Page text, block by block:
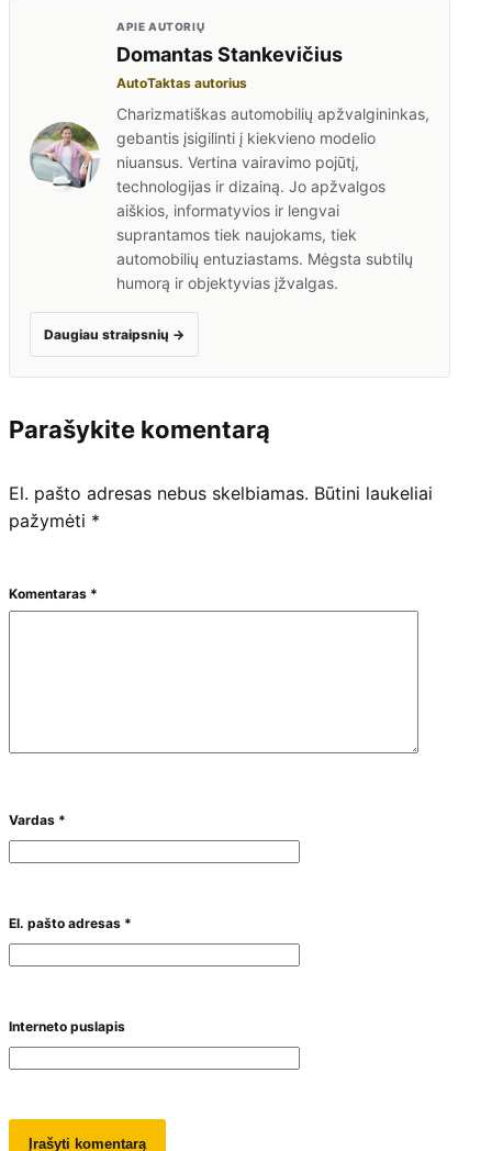
APIE AUTORIŲ
Domantas Stankevičius
AutoTaktas autorius
Charizmatiškas automobilių apžvalgininkas,
gebantis įsigilinti į kiekvieno modelio
niuansus. Vertina vairavimo pojūtį,
technologijas ir dizainą. Jo apžvalgos
aiškios, informatyvios ir lengvai
suprantamos tiek naujokams, tiek
automobilių entuziastams. Mėgsta subtilų
humorą ir objektyvias įžvalgas.
Daugiau straipsnių →
Parašykite komentarą
El. pašto adresas nebus skelbiamas. Būtini laukeliai
pažymėti *
Komentaras *
Vardas *
El. pašto adresas *
Interneto puslapis